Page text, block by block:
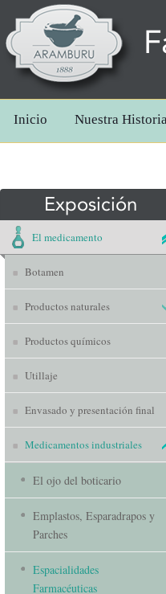
Inicio Nuestra
Exposición
El medicamento
Botamen
Productos naturales
Productos químicos
Utillaje
Envasado y presentación final
Medicamentos industriales
El ojo del boticario
Emplastos, Esparadrapos y
Parches
Espacialidades
Farmacéuticas